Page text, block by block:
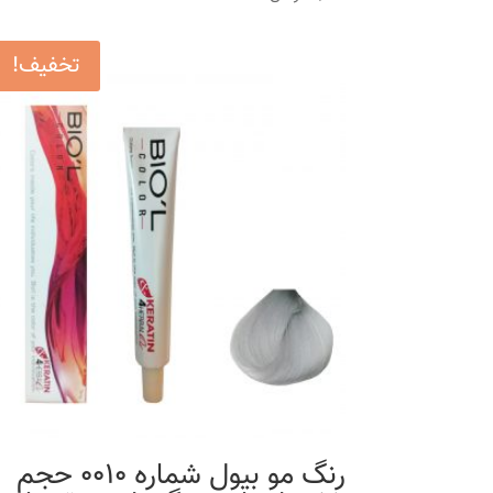
تخفیف!
رنگ مو بیول شماره 0010 حجم